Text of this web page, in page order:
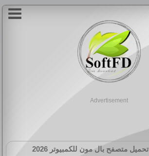
Advertisement
تحميل متصفح بال مون للكمبيوتر 2026